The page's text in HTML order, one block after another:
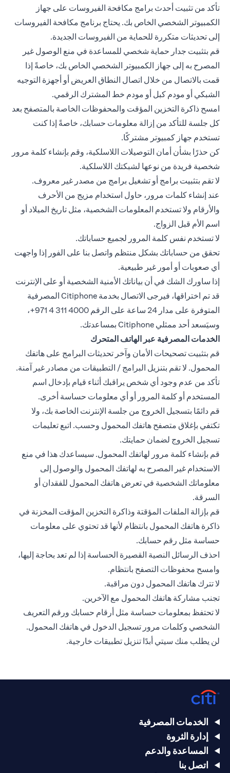
تأكد من تثبيت أحدث برامج مكافحة الفيروسات على جهاز
الكمبيوتر الشخصي الخاص بك. يحتاج برنامج مكافحة الفيروسات
إلى تحديثات متكررة للحماية من الفيروسات الجديدة.
قم بتثبيت جدار حماية شخصي للمساعدة في منع الوصول غير
المصرح به إلى جهاز الكمبيوتر الشخصي الخاص بك، خاصةً إذا
قمت بالاتصال من خلال اتصال النطاق العريض أو أجهزة التوجيه
الشبكي أو مودم كبل أو مودم خط المشترك الرقمي.
امسح ذاكرة التخزين المؤقت والمحفوظات الخاصة بالمتصفح بعد
كل جلسة للتأكد من إزالة معلومات حسابك، خاصةً إذا كنت
تستخدم جهاز كمبيوتر مشتركًا.
كن حذرًا بشأن أمان التوصيلات اللاسلكية، وقم بإنشاء كلمة مرور
شخصية فريدة من نوعها لشبكتك اللاسلكية.
لا تقم بتثبيت برامج أو تشغيل برامج من مصدر غير معروف.
عند إنشاء كلمات مرور، حاول استخدام مزيج من الأحرف
والأرقام ولا تستخدم المعلومات الشخصية، مثل تاريخ الميلاد أو
اسم الأم قبل الزواج.
لا تستخدم نفس كلمة المرور لجميع حساباتك.
تحقق من حساباتك بشكل منتظم واتصل بنا على الفور إذا واجهت
أي صعوبات أو أمور غير طبيعية.
إذا ساورك الشك في أن بياناتك الأمنية الشخصية أو على الإنترنت
قد تم اختراقها، فيرجى الاتصال بخدمة Citiphone المصرفية
المتوفرة على مدار 24 ساعة على الرقم ‎+971 4 311 4000،
وسيَسعد أحد ممثلي Citiphone بمساعدتك.
الخدمات المصرفية عبر الهاتف المتحرك
قم بتثبيت تصحيحات الأمان وآخر تحديثات البرامج على هاتفك
المحمول. لا تقم بتنزيل البرامج / التطبيقات من مصادر غير آمنة.
تأكد من عدم وجود أي شخص يراقبك أثناء قيام بإدخال اسم
المستخدم أو كلمة المرور أو أي معلومات حساسة أخرى.
قم دائمًا بتسجيل الخروج من جلسة الإنترنت الخاصة بك، ولا
تكتفي بإغلاق متصفح هاتفك المحمول وحسب. اتبع تعليمات
تسجيل الخروج لضمان حمايتك.
قم بإنشاء كلمة مرور لهاتفك المحمول. سيساعدك هذا في منع
الاستخدام غير المصرح به لهاتفك المحمول والوصول إلى
معلوماتك الشخصية في تعرض هاتفك المحمول للفقدان أو
السرقة.
قم بإزالة الملفات المؤقتة وذاكرة التخزين المؤقت المخزنة في
ذاكرة هاتفك المحمول بانتظام لأنها قد تحتوي على معلومات
حساسة مثل رقم حسابك.
احذف الرسائل النصية القصيرة الحساسة إذا لم تعد بحاجة إليها،
وامسح محفوظات التصفح بانتظام.
لا تترك هاتفك المحمول دون مراقبة.
تجنب مشاركة هاتفك المحمول مع الآخرين.
لا تحتفظ بمعلومات حساسة مثل أرقام حسابك ورقم التعريف
الشخصي وكلمات مرور تسجيل الدخول في هاتفك المحمول.
لن يطلب منك سيتي أبدًا تنزيل تطبيقات خارجية.
الخدمات المصرفية
إدارة الثروة
المساعدة والدعم
اتصل بنا